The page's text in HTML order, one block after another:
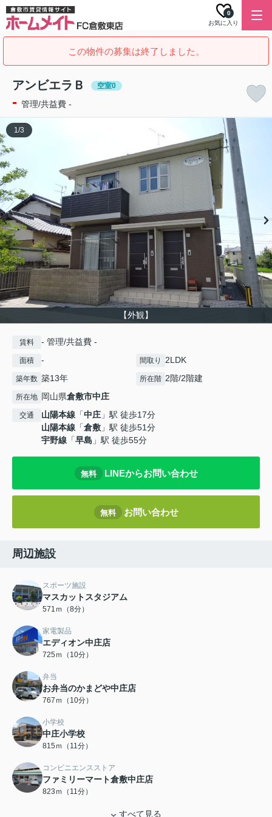
お気に入り
0
この物件の募集は終了しました。
アンビエラＢ 空室0
- 管理/共益費 -
【外観】
1/3
賃料 - 管理/共益費 -
面積 - 間取り 2LDK
築年数 築13年 所在階 2階/2階建
所在地 岡山県倉敷市中庄
交通 山陽本線 「中庄 」駅 徒歩17分
山陽本線 「倉敷 」駅 徒歩51分
宇野線 「早島 」駅 徒歩55分
無料 LINEからお問い合わせ
無料 お問い合わせ
周辺施設
スポーツ施設
マスカットスタジアム
571ｍ（8分）
家電製品
エディオン中庄店
725ｍ（10分）
弁当
お弁当のかまどや中庄店
767ｍ（10分）
小学校
中庄小学校
815ｍ（11分）
コンビニエンスストア
ファミリーマート倉敷中庄店
823ｍ（11分）
すべて見る